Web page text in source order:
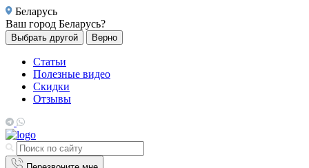
Беларусь
Ваш город Беларусь?
Выбрать другой Верно
Статьи
Полезные видео
Скидки
Отзывы